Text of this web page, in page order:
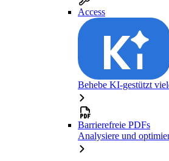
Access
Behebe KI-gestützt
Barrierefreie PDFs
Analysiere und